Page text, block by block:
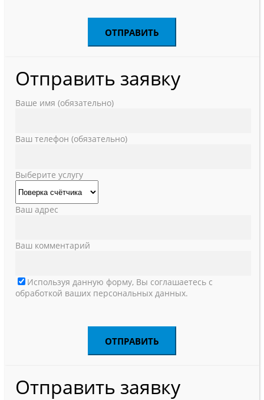
Отправить заявку
Ваше имя (обязательно)
Ваш телефон (обязательно)
Выберите услугу
Ваш адрес
Ваш комментарий
Используя данную форму, Вы соглашаетесь с
обработкой ваших персональных данных.
Отправить заявку